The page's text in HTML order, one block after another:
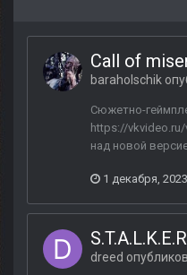
Call of
baraholschik
Сюжетно-
https://
над новой
1 декабря, 2023
dreed